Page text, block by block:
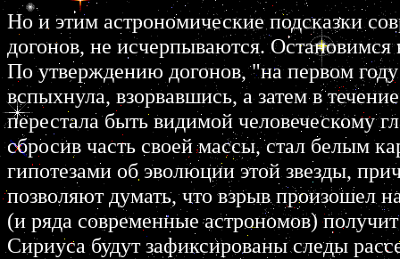
Но и этим астрономические подсказки
догонов, не исчерпываются.
По утверждению догонов, "на первом
вспыхнула, взорвавшись, а затем в
перестала быть видимой человеческому
сбросив часть своей массы, стал белым
гипотезами об эволюции этой звезды,
позволяют думать, что взрыв произошел
(и ряда современные астрономов)
Сириуса будут зафиксированы следы